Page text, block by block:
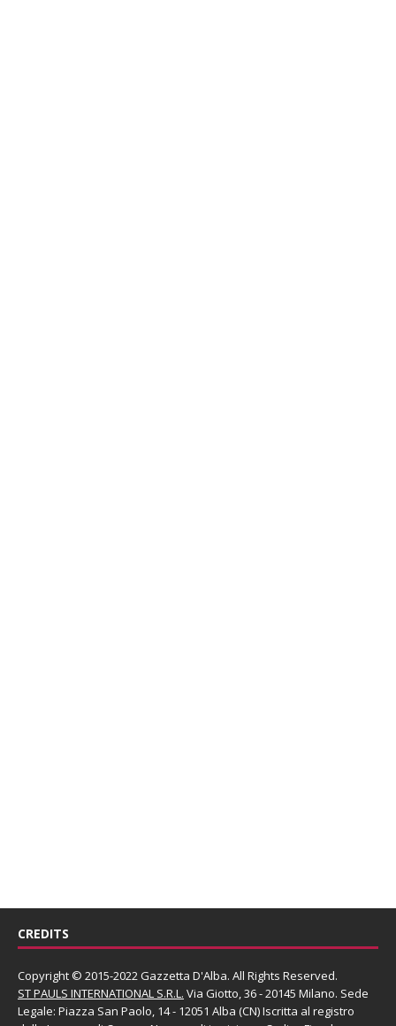
CREDITS
Copyright © 2015-2022 Gazzetta D'Alba. All Rights Reserved.
ST PAULS INTERNATIONAL S.R.L. Via Giotto, 36 - 20145 Milano. Sede
Legale: Piazza San Paolo, 14 - 12051 Alba (CN) Iscritta al registro